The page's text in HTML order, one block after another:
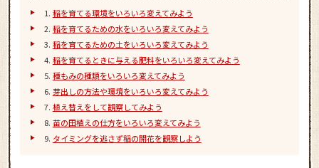
稲を育てる環境をいろいろ変えてみよう
稲を育てるための水をいろいろ変えてみよう
稲を育てるための土をいろいろ変えてみよう
稲を育てるときに与える肥料をいろいろ変えてみよう
種もみの種類をいろいろ変えてみよう
芽出しの方法や環境をいろいろ変えてみよう
植え替えをして観察してみよう
苗の田植えの仕方をいろいろ変えてみよう
タイミングを逃さず稲の開花を観察しよう